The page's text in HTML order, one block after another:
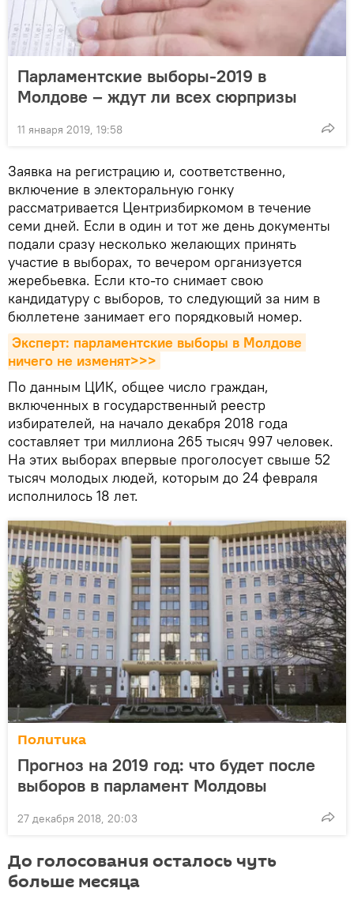
Парламентские выборы-2019 в
Молдове – ждут ли всех сюрпризы
11 января 2019, 19:58
Заявка на регистрацию и, соответственно,
включение в электоральную гонку
рассматривается Центризбиркомом в течение
семи дней. Если в один и тот же день документы
подали сразу несколько желающих принять
участие в выборах, то вечером организуется
жеребьевка. Если кто-то снимает свою
кандидатуру с выборов, то следующий за ним в
бюллетене занимает его порядковый номер.
Эксперт: парламентские выборы в Молдове
ничего не изменят>>>
По данным ЦИК, общее число граждан,
включенных в государственный реестр
избирателей, на начало декабря 2018 года
составляет три миллиона 265 тысяч 997 человек.
На этих выборах впервые проголосует свыше 52
тысяч молодых людей, которым до 24 февраля
исполнилось 18 лет.
Политика
Прогноз на 2019 год: что будет после
выборов в парламент Молдовы
27 декабря 2018, 20:03
До голосования осталось чуть
больше месяца